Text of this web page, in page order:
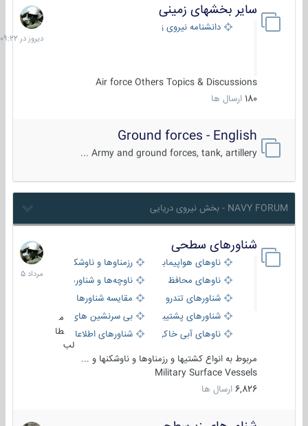
سایر بخشهای زمینی
دانشنامه نیروی زمینی
Air force Others Topics & Discussions
180 ارسال ها
دیروز
در
09:22
Ground forces - English
Army and ground forces, tank, artillery ...
NAVY FORUM - بخش نیروی دریایی
شناورهای سطحی
ناوهای هواپیمابر و بالگرد بررزمناوها و ناوشکن‌ها
ناوهای محافظ
ناوچه‌ها و شناورهای گشتی
شناورهای تندرو
مقایسه شناورها
شناورهای پشتیبانی
بی سرنشین های دریایی
ناوهای آبی خاکی و نیروبرشناورهای اطلاعاتی و جاسوسی
طا
لب
مربوط به انواع کشتیها و رزمناوها و ناوشکنها و ...
Military Surface Vessels
6,826 ارسال ها
2
مرداد
1405